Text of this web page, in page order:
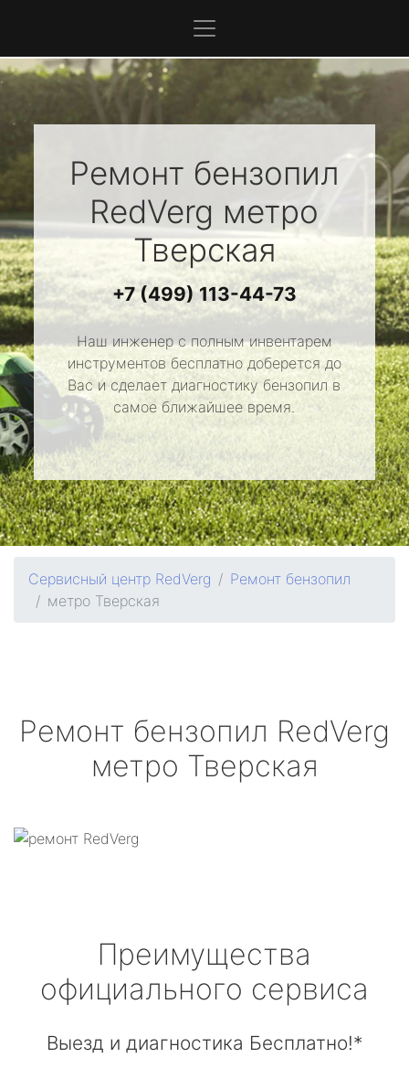
Ремонт бензопил
RedVerg метро
Тверская
+7 (499) 113-44-73
Наш инженер с полным инвентарем
инструментов бесплатно доберется до
Вас и сделает диагностику бензопил в
самое ближайшее время.
Сервисный центр RedVerg
Ремонт бензопил
метро Тверская
Ремонт бензопил RedVerg
метро Тверская
Преимущества
официального сервиса
Выезд и диагностика Бесплатно!*